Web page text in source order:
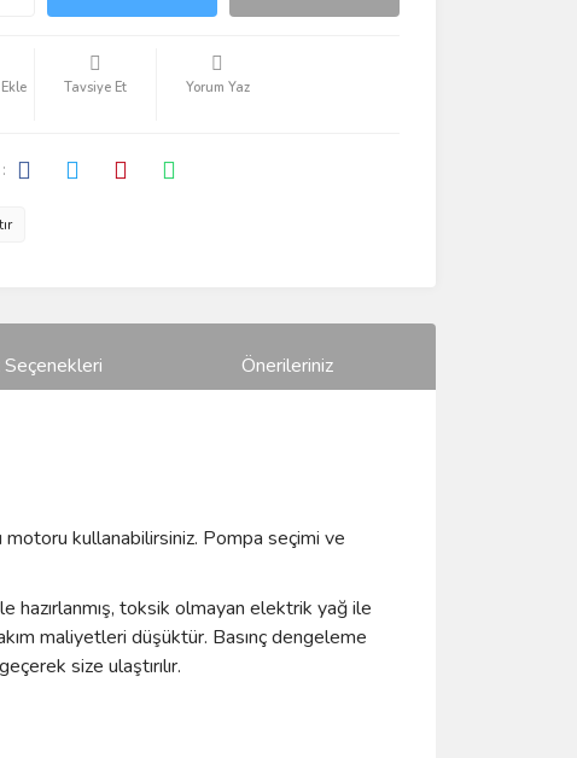
Tavsiye Et Yorum Yaz
Önerileriniz
kullanabilirsiniz. Pompa seçimi ve
hazırlanmış, toksik olmayan elektrik yağ ile
maliyetleri düşüktür. Basınç dengeleme
size ulaştırılır.